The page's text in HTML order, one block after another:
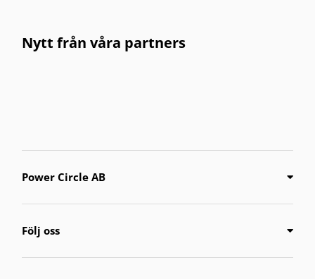
Nytt från våra partners
Power Circle AB
Följ oss